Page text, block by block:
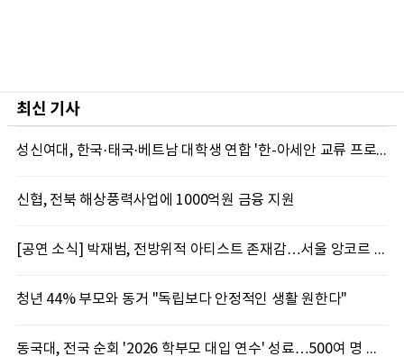
최신 기사
성신여대, 한국·태국·베트남 대학생 연합 '한-아세안 교류 프로그램' 마쳐
신협, 전북 해상풍력사업에 1000억원 금융 지원
[공연 소식] 박재범, 전방위적 아티스트 존재감…서울 앙코르 콘서트 기대 포인트 셋
청년 44% 부모와 동거 "독립보다 안정적인 생활 원한다"
동국대, 전국 순회 '2026 학부모 대입 연수' 성료…500여 명 참석